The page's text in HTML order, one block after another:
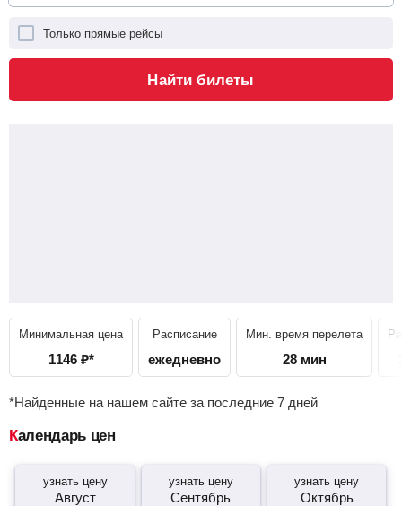
Только прямые рейсы
Найти билеты
Минимальная цена
1146 ₽*
Расписание
ежедневно
Мин. время перелета
28 мин
*Найденные на нашем сайте за последние 7 дней
Календарь цен
узнать цену
Август
узнать цену
Сентябрь
узнать цену
Октябрь